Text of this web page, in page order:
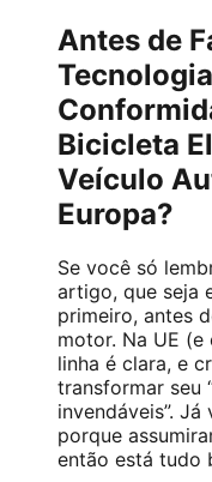
Antes de
Bicicleta
Veículo
Europa?
Se você só
artigo, que seja
primeiro, antes
motor. Na UE (e
linha é clara, e
transformar seu
invendáveis”.
porque
então está tudo